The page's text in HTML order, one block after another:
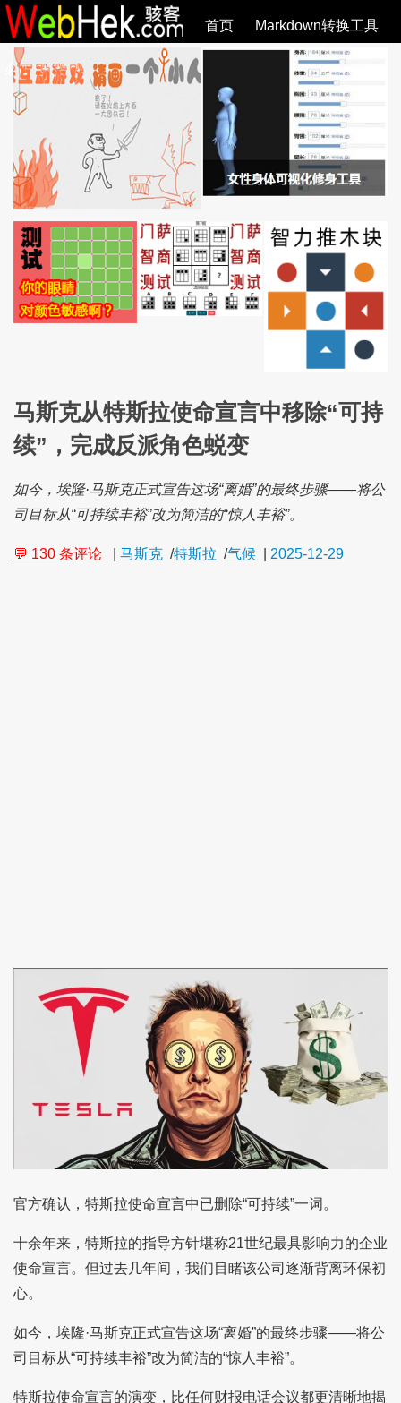
首页 Markdown转换工具
必观作品 SVG教程 SVG手册 全部文章
马斯克从特斯拉使命宣言中移除“可持
续”，完成反派角色蜕变
如今，埃隆·马斯克正式宣告这场“离婚”的最终步骤——将公
司目标从“可持续丰裕”改为简洁的“惊人丰裕”。
💬 130 条评论 马斯克 /特斯拉 /气候 2025-12-29
官方确认，特斯拉使命宣言中已删除“可持续”一词。
十余年来，特斯拉的指导方针堪称21世纪最具影响力的企业
使命宣言。但过去几年间，我们目睹该公司逐渐背离环保初
心。
如今，埃隆·马斯克正式宣告这场“离婚”的最终步骤——将公
司目标从“可持续丰裕”改为简洁的“惊人丰裕”。
特斯拉使命宣言的演变，比任何财报电话会议都更清晰地揭